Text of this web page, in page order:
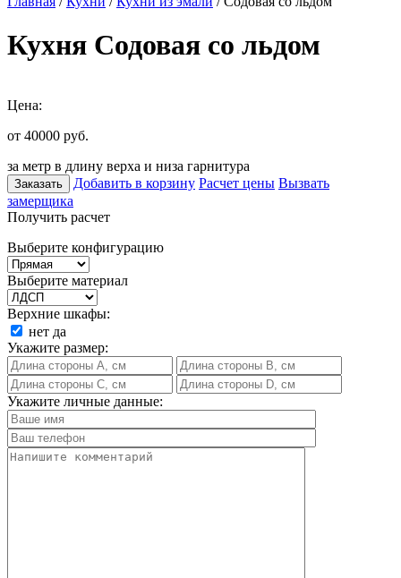
Кухня Содовая со льдом
Цена:
от 40000 руб.
за метр в длину верха и низа гарнитура
Заказать Добавить в корзину Расчет цены Вызвать
замерщика
Получить расчет
Выберите конфигурацию
Выберите материал
Верхние шкафы:
нет да
Укажите размер:
Укажите личные данные: